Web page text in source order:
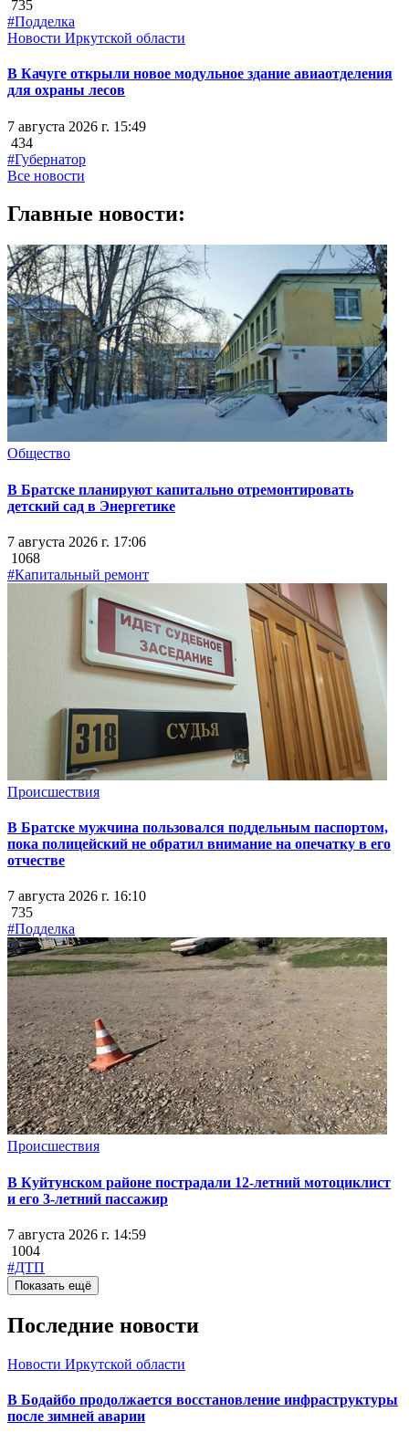
735
#Подделка
Новости Иркутской области
В Качуге открыли новое модульное здание авиаотделения
для охраны лесов
7 августа 2026 г. 15:49
434
#Губернатор
Все новости
Главные новости:
Общество
В Братске планируют капитально отремонтировать
детский сад в Энергетике
7 августа 2026 г. 17:06
1068
#Капитальный ремонт
Происшествия
В Братске мужчина пользовался поддельным паспортом,
пока полицейский не обратил внимание на опечатку в его
отчестве
7 августа 2026 г. 16:10
735
#Подделка
Происшествия
В Куйтунском районе пострадали 12-летний мотоциклист
и его 3-летний пассажир
7 августа 2026 г. 14:59
1004
#ДТП
Показать ещё
Последние новости
Новости Иркутской области
В Бодайбо продолжается восстановление инфраструктуры
после зимней аварии